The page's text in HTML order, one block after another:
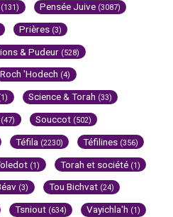
(131) Pensée Juive (3087)
Prières (3)
& Pudeur (528)
Roch 'Hodech (4)
Science & Torah (33)
(47) Souccot (502)
Téfila (2230) Téfilines (356)
(1) Torah et société (1)
(3) Tou Bichvat (24)
Tsniout (634) Vayichla'h (1)